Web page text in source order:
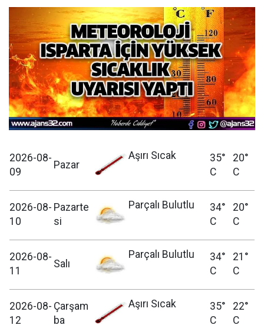
2026-08-
09
Pazar
Aşırı Sıcak
35°
C
20°
C
2026-08-
10
Pazarte
si
Parçalı Bulutlu
34°
C
20°
C
2026-08-
11
Salı
Parçalı Bulutlu
34°
C
21°
C
2026-08-
12
Çarşam
ba
Aşırı Sıcak
35°
C
22°
C